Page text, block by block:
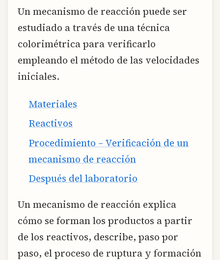
Un mecanismo de reacción puede ser
estudiado a través de una técnica
colorimétrica para verificarlo
empleando el método de las velocidades
iniciales.
Materiales
Reactivos
Procedimiento – Verificación de un
mecanismo de reacción
Después del laboratorio
Un mecanismo de reacción explica
cómo se forman los productos a partir
de los reactivos, describe, paso por
paso, el proceso de ruptura y formación